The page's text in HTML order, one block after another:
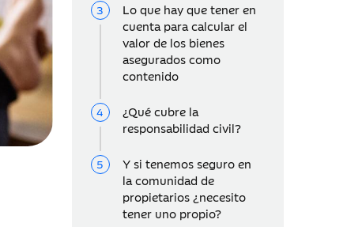
Lo que hay que tener en
cuenta para calcular el
valor de los bienes
asegurados como
contenido
¿Qué cubre la
responsabilidad civil?
Y si tenemos seguro en
la comunidad de
propietarios ¿necesito
tener uno propio?